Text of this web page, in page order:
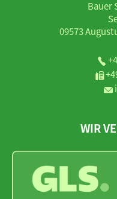
Bauer
09573
WIR